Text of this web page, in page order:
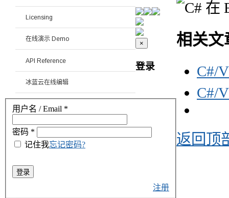
相关文
C#/
C#/
返回顶
Licensing
在线演示 Demo
API Reference
冰蓝云在线编辑
×
登录
用户名 / Email *
密码 *
记住我忘记密码?
登录
注册